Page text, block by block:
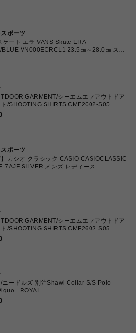
ポーツ
ケート エラ VANS Skate ERA
BLUE VN000ECRCL1 23.5㎝～28.0㎝ スニ
ンズ レディース シューズ 0198266445786
GARMENT/シーエムエフアウトドア
ト/SHOOTING SHIRTS CMF2602-S05
ポーツ
】カシオ クラシック CASIO CASIOCLASSIC
7AJF SILVER メンズ レディース
腕時計 国内正規品 【 北海道/沖縄/離
GARMENT/シーエムエフアウトドア
ト/SHOOTING SHIRTS CMF2602-S05
ニードルズ 別注Shawl Collar S/S Polo -
- ROYAL-